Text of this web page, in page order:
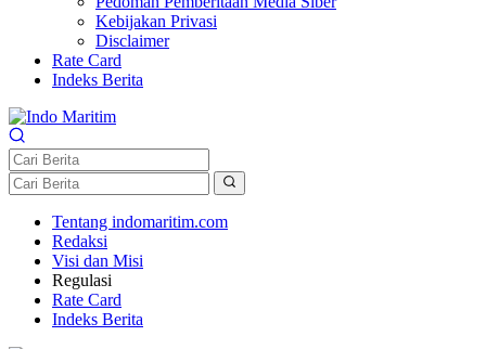
Kebijakan Privasi
Disclaimer
Rate Card
Indeks Berita
Tentang indomaritim.com
Redaksi
Visi dan Misi
Regulasi
Rate Card
Indeks Berita